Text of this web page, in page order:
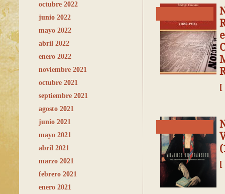
octubre 2022
junio 2022
mayo 2022
abril 2022
enero 2022
noviembre 2021
octubre 2021
septiembre 2021
agosto 2021
junio 2021
mayo 2021
abril 2021
marzo 2021
febrero 2021
enero 2021
[
[